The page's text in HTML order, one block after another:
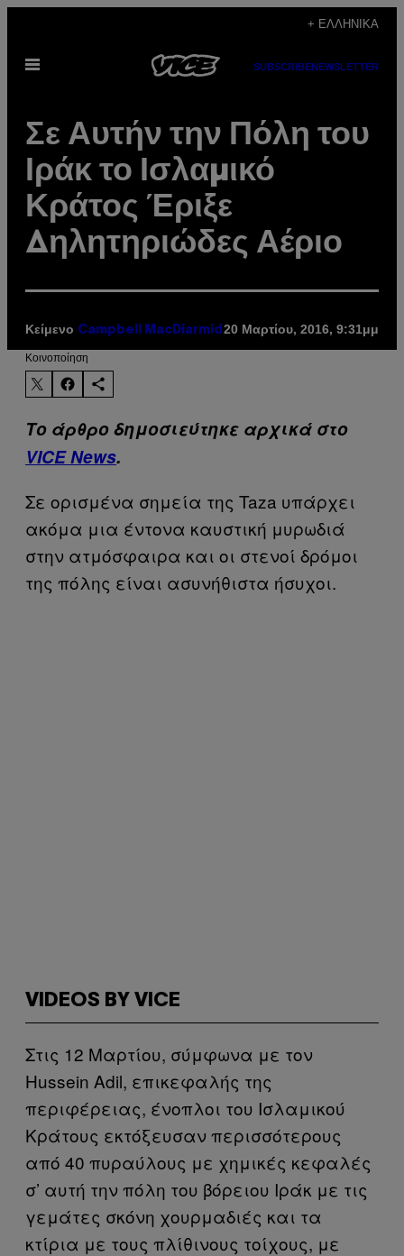
περιεχόμενο
+ ΕΛΛΗΝΙΚΆ
Ανοίξτε
SUBSCRIBENEWSLETTER
Σε Αυτήν την Πόλη του
Ιράκ το Ισλαμικό
Κράτος Έριξε
Δηλητηριώδες Αέριο
Κείμενο Campbell MacDiarmid 20 Μαρτίου, 2016, 9:31μμ
Kοινοποίηση
Το άρθρο δημοσιεύτηκε αρχικά στο
VICE News.
Σε ορισμένα σημεία της Taza υπάρχει
ακόμα μια έντονα καυστική μυρωδιά
στην ατμόσφαιρα και οι στενοί δρόμοι
της πόλης είναι ασυνήθιστα ήσυχοι.
VIDEOS BY VICE
Στις 12 Μαρτίου, σύμφωνα με τον
Hussein Adil, επικεφαλής της
περιφέρειας, ένοπλοι του Ισλαμικού
Κράτους εκτόξευσαν περισσότερους
από 40 πυραύλους με χημικές κεφαλές
σ’ αυτή την πόλη του βόρειου Ιράκ με τις
γεμάτες σκόνη χουρμαδιές και τα
κτίρια με τους πλίθινους τοίχους, με